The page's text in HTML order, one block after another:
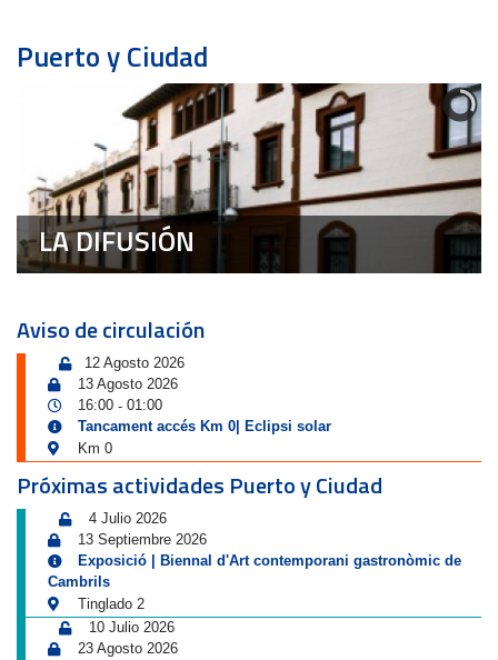
Puerto y Ciudad
LA DIFUSIÓN
Aviso de circulación
12 Agosto 2026
13 Agosto 2026
16:00 - 01:00
Tancament accés Km 0| Eclipsi solar
Km 0
Próximas actividades Puerto y Ciudad
4 Julio 2026
13 Septiembre 2026
Exposició | Biennal d'Art contemporani gastronòmic de
Cambrils
Tinglado 2
10 Julio 2026
23 Agosto 2026